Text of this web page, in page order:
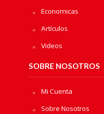
Economicas
Artículos
Videos
SOBRE NOSOTROS
Mi Cuenta
Sobre Nosotros